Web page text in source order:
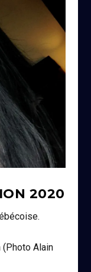
2020
Alain